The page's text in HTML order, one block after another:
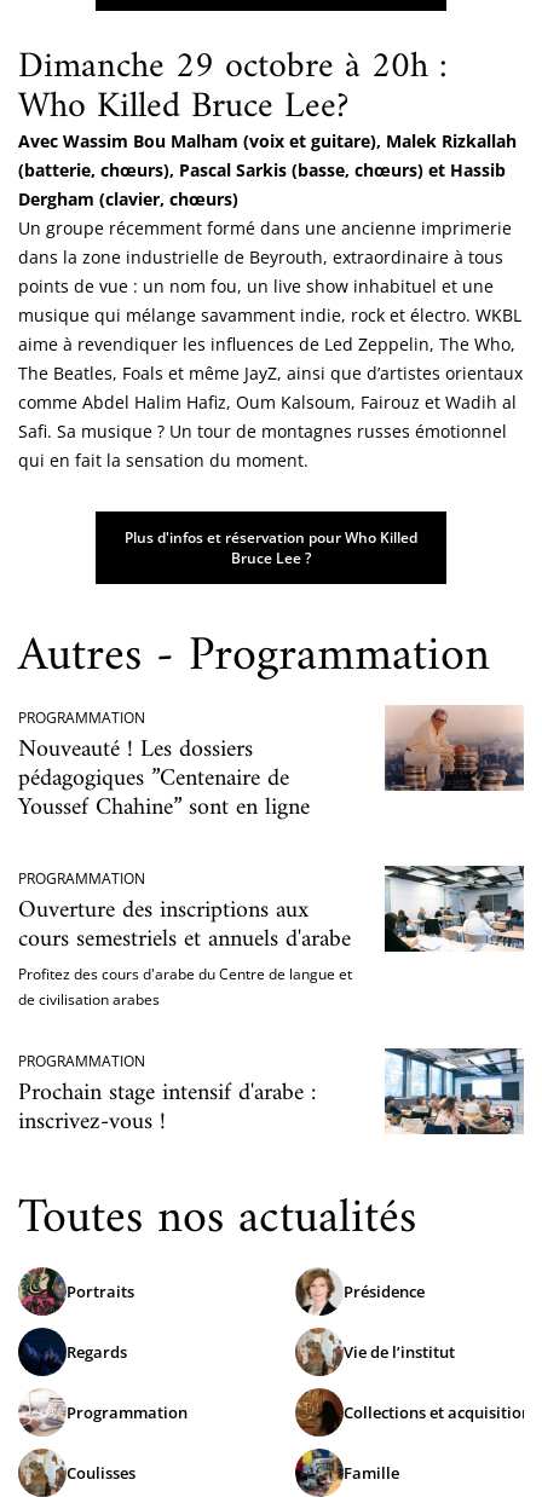
Dimanche 29 octobre à 20h :
Who Killed Bruce Lee?
Avec Wassim Bou Malham (voix et guitare), Malek Rizkallah
(batterie, chœurs), Pascal Sarkis (basse, chœurs) et Hassib
Dergham (clavier, chœurs)
Un groupe récemment formé dans une ancienne imprimerie
dans la zone industrielle de Beyrouth, extraordinaire à tous
points de vue : un nom fou, un live show inhabituel et une
musique qui mélange savamment indie, rock et électro. WKBL
aime à revendiquer les influences de Led Zeppelin, The Who,
The Beatles, Foals et même JayZ, ainsi que d’artistes orientaux
comme Abdel Halim Hafiz, Oum Kalsoum, Fairouz et Wadih al
Safi. Sa musique ? Un tour de montagnes russes émotionnel
qui en fait la sensation du moment.
Plus d'infos et réservation pour Who Killed
Bruce Lee ?
Autres - Programmation
PROGRAMMATION
Nouveauté ! Les dossiers
pédagogiques ”Centenaire de
Youssef Chahine” sont en ligne
PROGRAMMATION
Ouverture des inscriptions aux
cours semestriels et annuels d'arabe
Profitez des cours d'arabe du Centre de langue et
de civilisation arabes
PROGRAMMATION
Prochain stage intensif d'arabe :
inscrivez-vous !
Toutes nos actualités
Portraits
Regards
Programmation
Coulisses
Présidence
Vie de l’institut
Collections et acquisitions
Famille